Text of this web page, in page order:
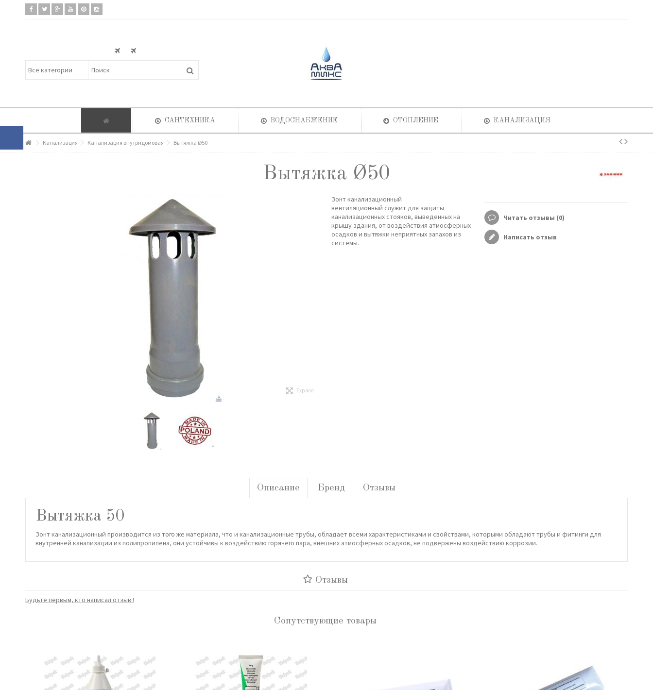
САНТЕХНИКА ВОДОСНАБЖЕНИЕ ОТОПЛЕНИЕ КАНАЛИЗАЦИЯ
Канализация Канализация внутридомовая Вытяжка Ø50
Вытяжка Ø50
Expand
Зонт канализационный
вентиляционный служит для защиты
канализационных стояков, выведенных на
крышу здания, от воздействия атмосферных
осадков и вытяжки неприятных запахов из
системы.
Читать отзывы (0)
Написать отзыв
Описание Бренд Отзывы
Вытяжка 50
Зонт канализационный производится из того же материала, что и канализационные трубы, обладает всеми характеристиками и свойствами, которыми обладают трубы и фитинги для
внутренней канализации из полипропилена, они устойчивы к воздействию горячего пара, внешних атмосферных осадков, не подвержены воздействию коррозии.
Отзывы
Будьте первым, кто написал отзыв !
Сопутствующие товары